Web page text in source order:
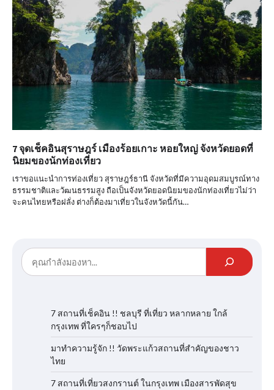
7 จุดเช็คอินสุราษฎร์ เมืองร้อยเกาะ หอยใหญ่ จังหวัดยอดที่
นิยมของนักท่องเที่ยว
เราขอแนะนำการท่องเที่ยว สุราษฎร์ธานี จังหวัดที่มีความอุดมสมบูรณ์ทาง
ธรรมชาติและวัฒนธรรมสูง ถือเป็นจังหวัดยอดนิยมของนักท่องเที่ยวไม่ว่า
จะคนไทยหรือฝลั่ง ต่างก็ต้องมาเที่ยวในจังหวัดนี้กัน…
7 สถานที่เช็คอิน !! ชลบุรี ที่เที่ยว หลากหลาย ใกล้
กรุงเทพ ที่ใครๆก็ชอบไป
มาทำความรู้จัก !! วัดพระแก้วสถานที่สำคัญของชาว
ไทย
7 สถานที่เที่ยวสงกรานต์ ในกรุงเทพ เมืองสารพัดสุข